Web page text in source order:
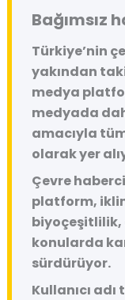
Bağımsız
Türkiye’nin
yakından
medya
medyada
amacıyla
olarak yer
Çevre
platform,
biyoçeşitlilik,
konularda
sürdürüyor.
Kullanıcı